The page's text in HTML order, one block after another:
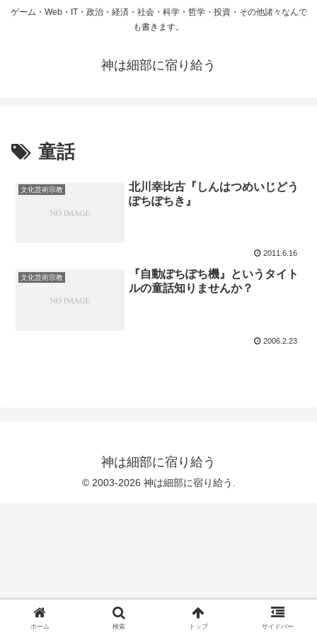
ゲーム・Web・IT・政治・経済・社会・科学・哲学・投資・その他諸々なんで
も書きます。
神は細部に宿り給う
童話
文化芸術宗教
北川幸比古『しんはつめいじどう
ぽちぽちき』
2011.6.16
文化芸術宗教
『自動ぽちぽち機』というタイト
ルの童話知りませんか？
2006.2.23
神は細部に宿り給う
© 2003-2026 神は細部に宿り給う.
ホーム 検索 トップ サイドバー